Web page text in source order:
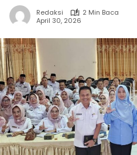
Redaksi
2 Min Baca
April 30, 2026